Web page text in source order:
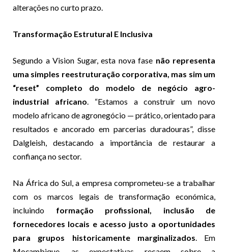
alterações no curto prazo.
Transformação Estrutural E Inclusiva
Segundo a Vision Sugar, esta nova fase não representa
uma simples reestruturação corporativa, mas sim um
“reset” completo do modelo de negócio agro-
industrial africano. “Estamos a construir um novo
modelo africano de agronegócio — prático, orientado para
resultados e ancorado em parcerias duradouras”, disse
Dalgleish, destacando a importância de restaurar a
confiança no sector.
Na África do Sul, a empresa comprometeu-se a trabalhar
com os marcos legais de transformação económica,
incluindo formação profissional, inclusão de
fornecedores locais e acesso justo a oportunidades
para grupos historicamente marginalizados. Em